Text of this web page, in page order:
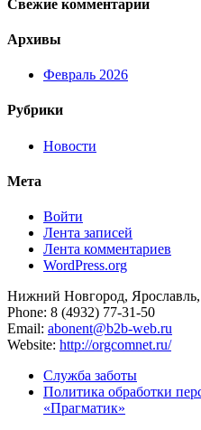
Свежие комментарии
Архивы
Февраль 2026
Рубрики
Новости
Мета
Войти
Лента записей
Лента комментариев
WordPress.org
Нижний Новгород,
Phone: 8 (4932) 77-31-50
Email: abonent@b2b-web.ru
Website: http://orgcomnet.ru/
Служба заботы
Политика обработки
«Прагматик»